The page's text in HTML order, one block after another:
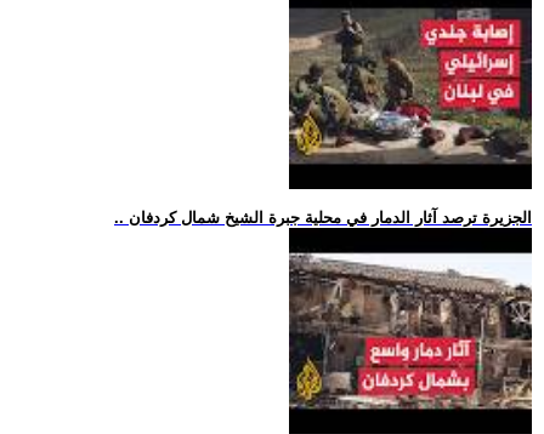
.. الجزيرة ترصد آثار الدمار في محلية جبرة الشيخ شمال كردفان